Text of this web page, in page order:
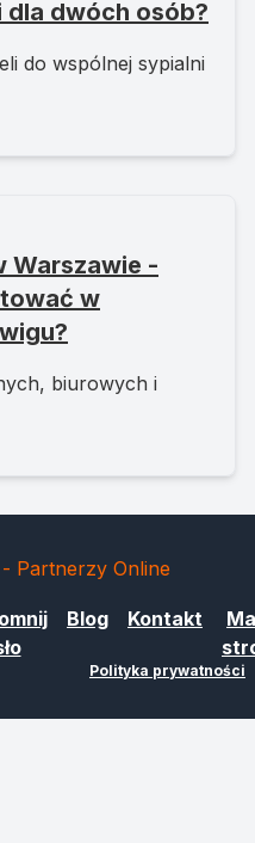
dwóch osób?
do wspólnej sypialni
Warszawie -
w
biurowych i
Partnerzy Online
Blog Kontakt
Polityka prywatności